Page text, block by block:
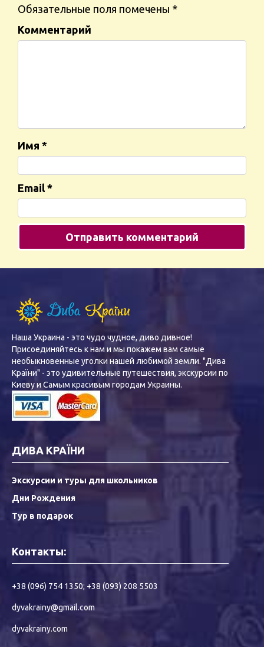
Обязательные поля помечены *
Комментарий
Имя *
Email *
Наша Украина - это чудо чудное, диво дивное!
Присоединяйтесь к нам и мы покажем вам самые
необыкновенные уголки нашей любимой земли. "Дива
Країни" - это удивительные путешествия, экскурсии по
Киеву и Самым красивым городам Украины.
ДИВА КРАЇНИ
Экскурсии и туры для школьников
Дни Рождения
Тур в подарок
Контакты:
+38 (096) 754 1350; +38 (093) 208 5503
dyvakrainy@gmail.com
dyvakrainy.com